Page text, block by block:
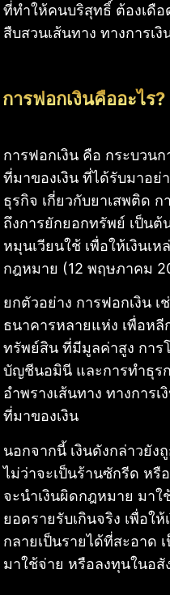
ที่ทำให้คนบริสุทธิ์ ต้องเดื
สืบสวนเส้นทาง ทางการเ
การฟอกเงินคืออะไร?
การฟอกเงิน คือ กระบวน
ที่มาของเงิน ที่ได้รับมาอย่
ธุรกิจ เกี่ยวกับยาเสพติด
ถึงการยักยอกทรัพย์ เป็นต้
หมุนเวียนใช้ เพื่อให้เงินเ
กฎหมาย (12 พฤษภาคม
ยกตัวอย่าง การฟอกเงิน เ
ธนาคารหลายแห่ง เพื่อหลี
ทรัพย์สิน ที่มีมูลค่าสูง การ
บัญชีนอมินี และการทำธุร
อำพรางเส้นทาง ทางการ
ที่มาของเงิน
นอกจากนี้ เงินดังกล่าวยัง
ไม่ว่าจะเป็นร้านซักรีด หรื
จะนำเงินผิดกฎหมาย มาใ
ยอดรายรับเกินจริง เพื่อใ
กลายเป็นรายได้ที่สะอาด
มาใช้จ่าย หรือลงทุนในอ